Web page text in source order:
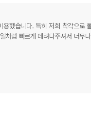
했습니다. 특히 저희 착각으로
처럼 빠르게 데려다주셔서 너무